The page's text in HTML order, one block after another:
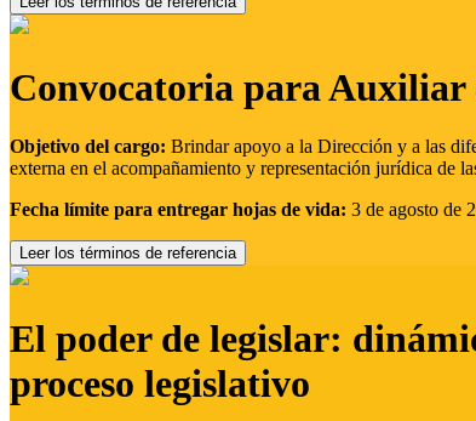
Convocatoria para
Objetivo del cargo: Brindar apoyo a la Dirección y a las
externa en el acompañamiento y representación jurídica de
Fecha límite para entregar hojas de vida: 3 de agosto de
Leer los términos de referencia
El poder de legislar:
proceso legislativo